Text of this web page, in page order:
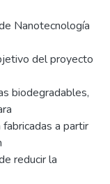
Nanotecnología
del proyecto
biodegradables,
a partir
reducir la